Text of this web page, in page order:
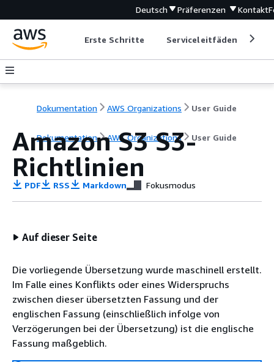
Deutsch Präferenzen Kontakt
Erste Schritte Serviceleitfäden
Dokumentation AWS Organizations User Guide
Dokumentation AWS Organizations User Guide
Amazon S3 S3-
Richtlinien
PDF RSS Markdown Fokusmodus
Auf dieser Seite
Die vorliegende Übersetzung wurde maschinell erstellt.
Im Falle eines Konflikts oder eines Widerspruchs
zwischen dieser übersetzten Fassung und der
englischen Fassung (einschließlich infolge von
Verzögerungen bei der Übersetzung) ist die englische
Fassung maßgeblich.